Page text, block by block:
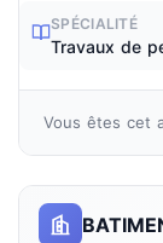
SPÉCIALITÉ
Travaux de
Vous êtes cet